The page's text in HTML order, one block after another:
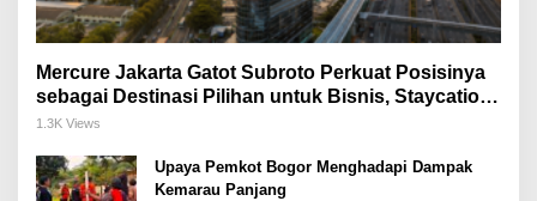
Mercure Jakarta Gatot Subroto Perkuat Posisinya
sebagai Destinasi Pilihan untuk Bisnis, Staycation,
Meeting, dan Kuliner di Jakarta Selatan
1.3K Views
Upaya Pemkot Bogor Menghadapi Dampak
Kemarau Panjang